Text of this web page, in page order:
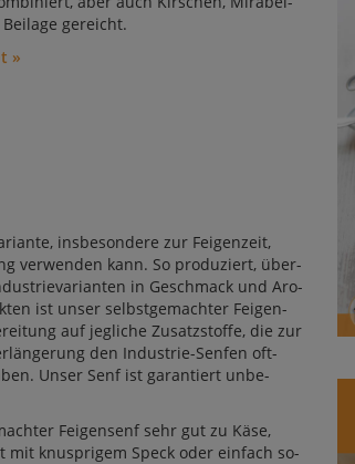
ge­reicht.
»
ins­be­son­de­re zur Fei­gen­zeit,
ver­wen­den kann. So pro­du­ziert, über­
in Ge­schmack und Aro­
ist un­ser selbstgemachter Fei­gen­
auf jeg­li­che Zu­satz­stof­fe, die zur
den In­dus­trie-Sen­fen oft­
Un­ser Senf ist ga­ran­tiert un­be­
Fei­gen­senf sehr gut zu Kä­se,
mit knus­pri­gem Speck oder ein­fach so­